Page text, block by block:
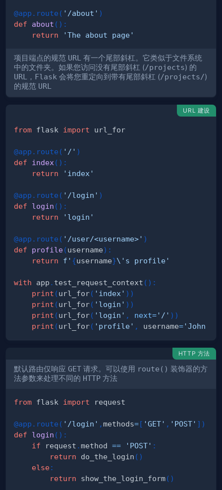
@app . route ( '/about' )
def
about ( ) :
return
'The about page'
项目端点的规范 URL 有一个尾部斜杠。它类似于文件系统
中的文件夹。如果您访问没有尾部斜杠 (/projects) 的
URL ， Flask 会将您重定向到带有尾部斜杠 (/projects/)
的规范 URL
URL 建设
from flask import
@app . route ( '/' )
def
index ( ) :
return
'index'
@app . route ( '/login' )
def
login ( ) :
return
'login'
@app . route ( '/user/<username>' )
def
profile(username) :
return
f' {username}\'s profile'
with app . test_request_context ( ) :
print (url_for( 'index' ) )
print (url_for( 'login' ) )
print (url_for( 'login' , next='/' ) )
print (url_for( 'profile' , username='John
HTTP 方法
默认路由仅响应 GET 请求。可以使用 route() 装饰器的方
法参数来处理不同的 HTTP 方法
from flask import
@app . route ( '/login' ,methods=[ 'GET' , 'POST' ] )
def
login ( ) :
if request .method == 'POST' :
return do_the_login ( )
else:
return show_the_login_form( )